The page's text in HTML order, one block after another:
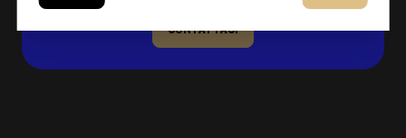
CONTATTACI